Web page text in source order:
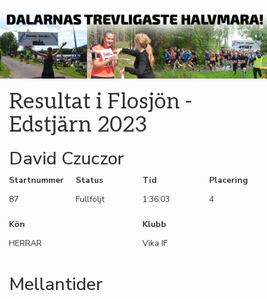
Resultat i Flosjön -
Edstjärn 2023
David Czuczor
Startnummer
87
Status
Fullföljt
Tid
1:36:03
Placering
4
Kön
HERRAR
Klubb
Vika IF
Mellantider